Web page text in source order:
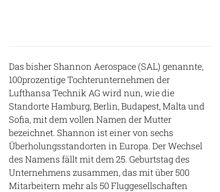
Das bisher Shannon Aerospace (SAL) genannte,
100prozentige Tochterunternehmen der
Lufthansa Technik AG wird nun, wie die
Standorte Hamburg, Berlin, Budapest, Malta und
Sofia, mit dem vollen Namen der Mutter
bezeichnet. Shannon ist einer von sechs
Überholungsstandorten in Europa. Der Wechsel
des Namens fällt mit dem 25. Geburtstag des
Unternehmens zusammen, das mit über 500
Mitarbeitern mehr als 50 Fluggesellschaften